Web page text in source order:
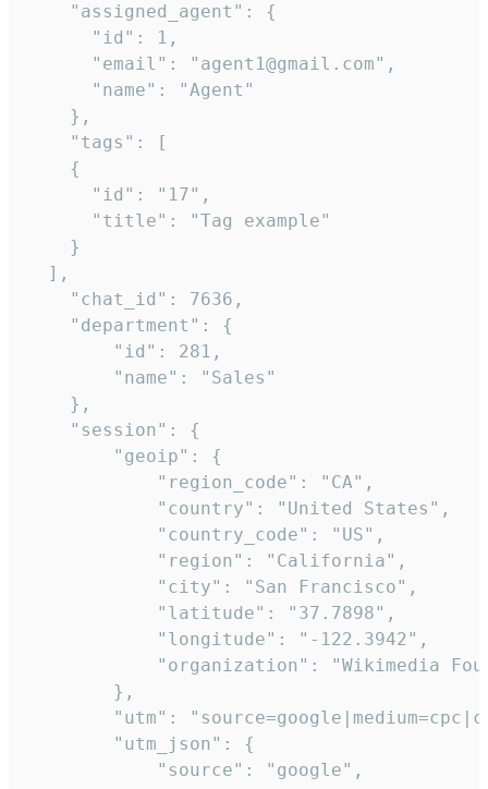
    "assigned_agent": {
      "id": 1,
      "email": "agent1@gmail.com",
      "name": "Agent"
    },
    "tags": [
    {
      "id": "17",
      "title": "Tag example"
    }
  ],
    "chat_id": 7636,
    "department": {
        "id": 281,
        "name": "Sales"
    },
    "session": {
        "geoip": {
            "region_code": "CA",
            "country": "United States",
            "country_code": "US",
            "region": "California",
            "city": "San Francisco",
            "latitude": "37.7898",
            "longitude": "-122.3942",
"organization": "Wikimedia
        },
"utm":
        "utm_json": {
            "source": "google",